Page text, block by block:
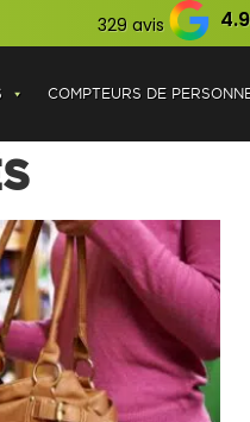
329 avis 4.9
COMPTEURS DE